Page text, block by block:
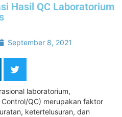
Hasil QC Laboratorium
September 8, 2021
laboratorium,
QC) merupakan faktor
ketertelusuran, dan